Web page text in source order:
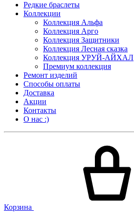
Редкие браслеты
Коллекции
Коллекция Альфа
Коллекция Арго
Коллекция Защитники
Коллекция Лесная сказка
Коллекция УРУЙ-АЙХАЛ
Премиум коллекция
Ремонт изделий
Способы оплаты
Доставка
Акции
Контакты
О нас :)
Корзина